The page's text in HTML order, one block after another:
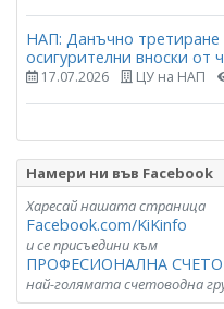
НАП: Данъчно
осигурителни вноски от
17.07.2026 ЦУ на НАП
Намери ни във Facebook
Харесай нашата страница
Facebook.com/KiKinfo
и се присъедини към
ПРОФЕСИОНАЛНА
най-голямата счетоводна